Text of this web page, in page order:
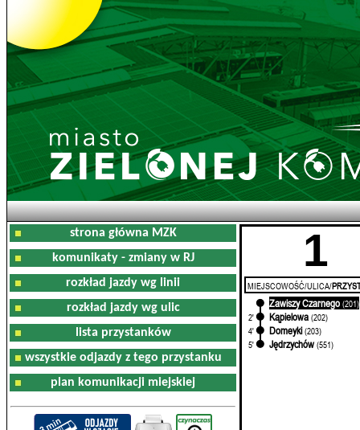
strona główna MZK
komunikaty - zmiany w RJ
rozkład jazdy wg linii
rozkład jazdy wg ulic
lista przystanków
wszystkie odjazdy z tego przystanku
plan komunikacji miejskiej
1
MIEJSCOWOŚĆ/ULICA/
Zawiszy Czarnego (201)
2'
Kąpielowa (202)
4'
Domeyki (203)
5'
Jędrzychów (551)